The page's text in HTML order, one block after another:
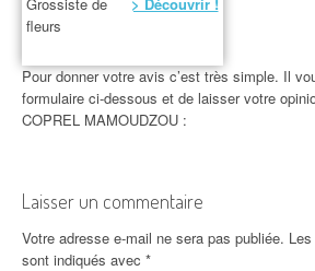
fleurs
Pour donner votre avis c’est très simple. Il
formulaire ci-dessous et de laisser votre
COPREL MAMOUDZOU :
Laisser un commentaire
Votre adresse e-mail ne sera pas publiée.
sont indiqués avec *